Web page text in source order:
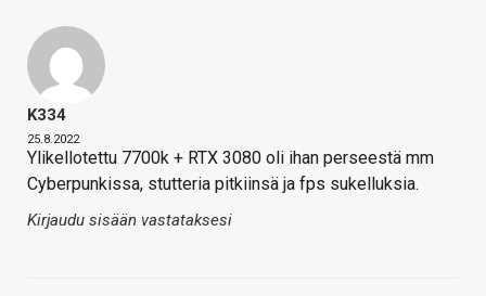
K334
25.8.2022
Ylikellotettu 7700k + RTX 3080 oli ihan perseestä mm
Cyberpunkissa, stutteria pitkiinsä ja fps sukelluksia.
Kirjaudu sisään vastataksesi